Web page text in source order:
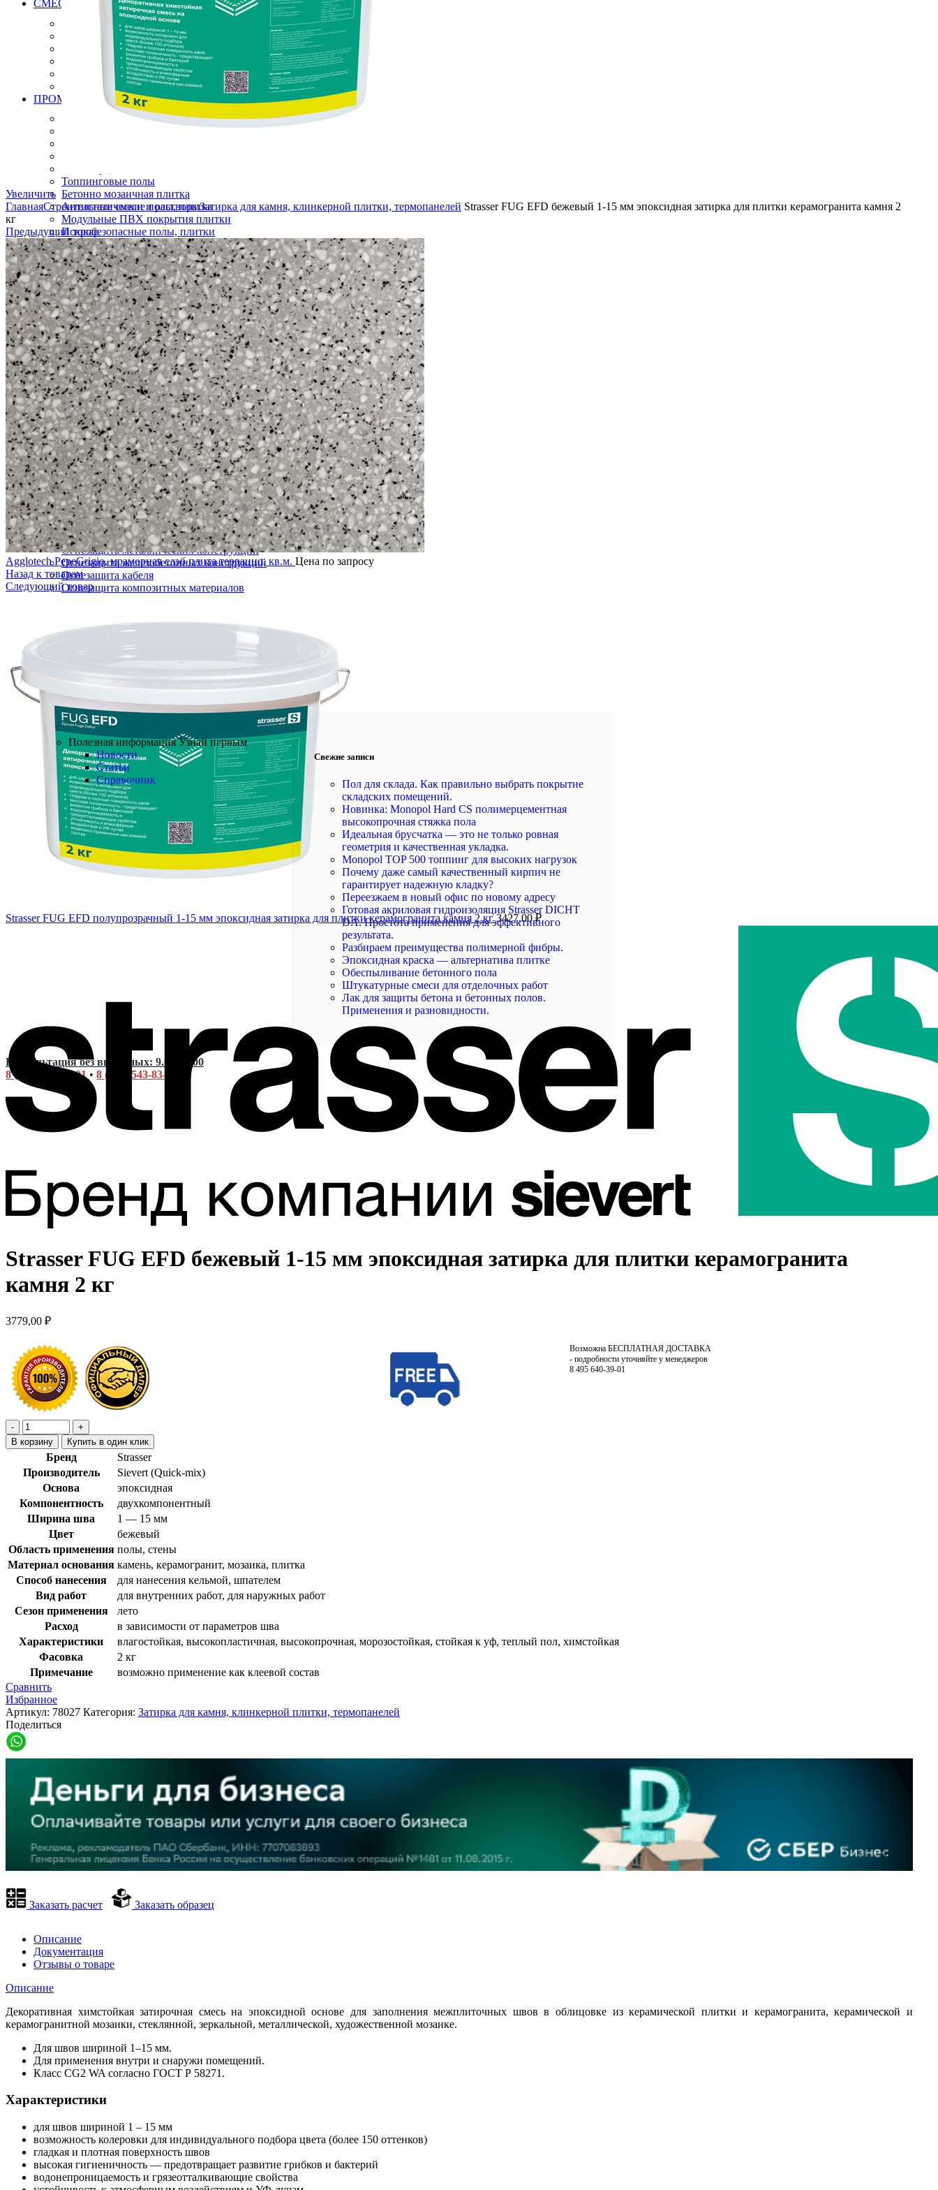
СМЕСИ РАСТВОРЫ ДЛЯ МОЩЕНИЯ БРУСЧАТКИ, КАМНЯ
Клей для брусчатки
Затирка для брусчатки
Клей и затирка для плит натурального камня
Затирка для плит натурального камня
Дренажный раствор для брусчатки
Вяжущие для камня
ПРОМЫШЛЕННЫЕ ПОЛЫ
Эпоксидные полы
Топпинговые полы
Бетонно мозаичная плитка
Антистатические полы, плитка
Модульные ПВХ покрытия плитки
Искробезопасные полы, плитки
Краски
Готовые решения
ОБОРУДОВАНИЕ ИНСТРУМЕНТЫ ДЛЯ ПРОМЫШЛЕННЫХ ПОЛОВ
Алмазный инструмент
Виброрейки
Инструмент для бетонных полов
Инструмент для полимерных полов
Машины затирочные и расходники
Машины шлифовальные
Тележки для топпинга
ГИДРОИЗОЛЯЦИЯ
Полиуретановая мастика гидроизоляция
Битумно полимерная гидроизоляция
Цементная гидроизоляция
Акриловая гидроизоляция
ПВХ мембрана
Готовые решения
ФАСАДНЫЕ СИСТЕМЫ УТЕПЛЕНИЯ
Термопанели (Фасадные панели)
СФТК Квик-микс Лобатерм (Мокрый фасад)
Навесные системы утепления фасада
ОГНЕЗАЩИТНЫЕ СОСТАВЫ ПОКРЫТИЯ
Огнезащита металлических конструкций
Огнезащита железобетонных конструкций
Огнезащита кабеля
Огнезащита композитных материалов
ЛАКОКРАСОЧНЫЕ МАТЕРИАЛЫ
Лаки
Пропитки
Грунтовки
БРЕНДЫ
Полезная информация
Полезная информацияУзнай первым
Новости
Статьи
Справочник
Свежие записи
Пол для склада. Как правильно выбрать покрытие
складских помещений.
Новинка: Monopol Hard CS полимерцементная
высокопрочная стяжка пола
Идеальная брусчатка — это не только ровная
геометрия и качественная укладка.
Monopol TOP 500 топпинг для высоких нагрузок
Почему даже самый качественный кирпич не
гарантирует надежную кладку?
Переезжаем в новый офис по новому адресу
Готовая акриловая гидроизоляция Strasser DICHT
DA. Простота применения для эффективного
результата.
Разбираем преимущества полимерной фибры.
Эпоксидная краска — альтернатива плитке
Обеспыливание бетонного пола
Штукатурные смеси для отделочных работ
Лак для защиты бетона и бетонных полов.
Применения и разновидности.
Консультация без выходных: 9.00-20.00
8 (495) 642-22-01 • 8 (925) 543-83-07
Увеличить
ГлавнаяСтроительные смеси и растворыЗатирка для камня, клинкерной плитки, термопанелей Strasser FUG EFD бежевый 1-15 мм эпоксидная затирка для плитки керамогранита камня 2
кг
Предыдущий товар
Agglotech PepeGrigio, мраморная слэб плита терраццо, кв.м. Цена по запросу
Назад к товарам
Следующий товар
Strasser FUG EFD полупрозрачный 1-15 мм эпоксидная затирка для плитки керамогранита камня 2 кг3427,00₽
Strasser FUG EFD бежевый 1-15 мм эпоксидная затирка для плитки керамогранита
камня 2 кг
3779,00 ₽
Возможна БЕСПЛАТНАЯ ДОСТАВКА
- подробности уточняйте у менеджеров
8 495 640-39-01
В корзину Купить в один клик
Бренд
Strasser
Производитель
Sievert (Quick-mix)
Основа
эпоксидная
Компонентность
двухкомпонентный
Ширина шва
1 — 15 мм
Цвет
бежевый
Область применения полы, стены
Материал основания камень, керамогранит, мозаика, плитка
Способ нанесения
для нанесения кельмой, шпателем
Вид работ
для внутренних работ, для наружных работ
Сезон применения
лето
Расход
в зависимости от параметров шва
Характеристики
влагостойкая, высокопластичная, высокопрочная, морозостойкая, стойкая к уф, теплый пол, химстойкая
Фасовка
2 кг
Примечание
возможно применение как клеевой состав
Сравнить
Избранное
Артикул: 78027 Категория: Затирка для камня, клинкерной плитки, термопанелей
Поделиться
Заказать расчет Заказать образец
Описание
Документация
Отзывы о товаре
Описание
Декоративная химстойкая затирочная смесь на эпоксидной основе для заполнения межплиточных швов в облицовке из керамической плитки и керамогранита, керамической и
керамогранитной мозаики, стеклянной, зеркальной, металлической, художественной мозаике.
Для швов шириной 1–15 мм.
Для применения внутри и снаружи помещений.
Класс CG2 WA согласно ГОСТ Р 58271.
Характеристики
для швов шириной 1 – 15 мм
возможность колеровки для индивидуального подбора цвета (более 150 оттенков)
гладкая и плотная поверхность швов
высокая гигиеничность — предотвращает развитие грибков и бактерий
водонепроницаемость и грязеотталкивающие свойства